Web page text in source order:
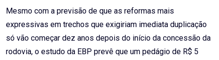
Mesmo com a previsão de que as reformas mais
expressivas em trechos que exigiriam imediata duplicação
só vão começar dez anos depois do início da concessão da
rodovia, o estudo da EBP prevê que um pedágio de R$ 5